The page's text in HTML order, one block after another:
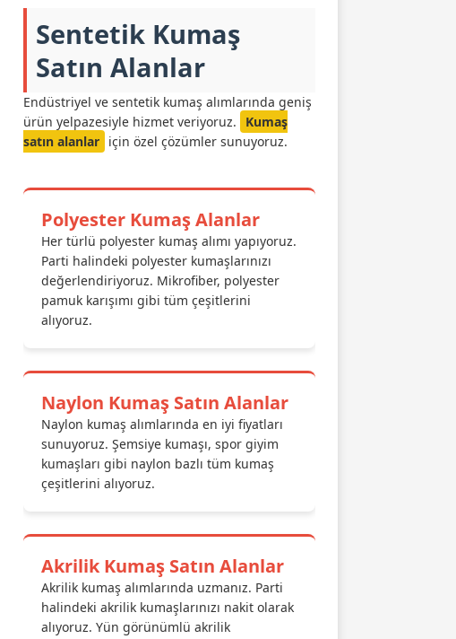
Sentetik Kumaş
Satın Alanlar
Endüstriyel ve sentetik kumaş alımlarında geniş
ürün yelpazesiyle hizmet veriyoruz.
Kumaş
satın alanlar için özel çözümler sunuyoruz.
Polyester Kumaş Alanlar
Her türlü polyester kumaş alımı yapıyoruz.
Parti halindeki polyester kumaşlarınızı
değerlendiriyoruz. Mikrofiber, polyester
pamuk karışımı gibi tüm çeşitlerini
alıyoruz.
Naylon Kumaş Satın Alanlar
Naylon kumaş alımlarında en iyi fiyatları
sunuyoruz. Şemsiye kumaşı, spor giyim
kumaşları gibi naylon bazlı tüm kumaş
çeşitlerini alıyoruz.
Akrilik Kumaş Satın Alanlar
Akrilik kumaş alımlarında uzmanız. Parti
halindeki akrilik kumaşlarınızı nakit olarak
alıyoruz. Yün görünümlü akrilik